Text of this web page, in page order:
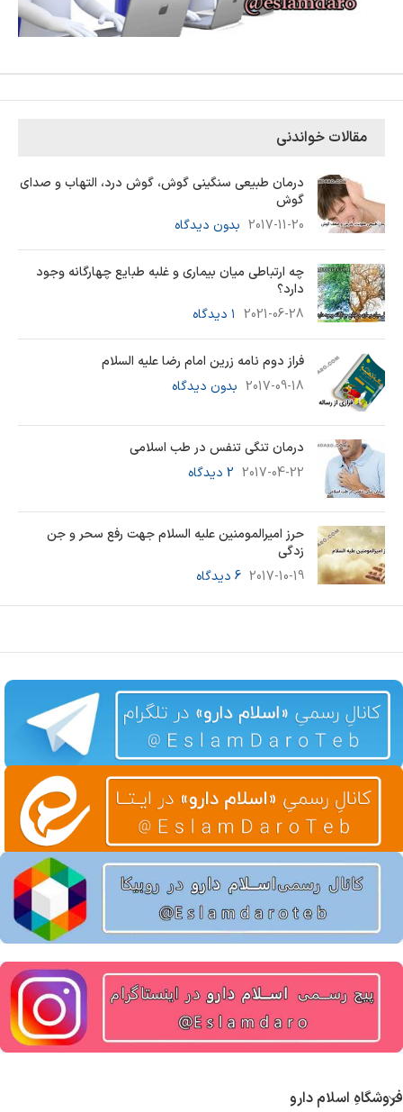
مقالات خواندنی
درمان طبیعی سنگینی گوش، گوش درد، التهاب و صدای
گوش
2017-11-20 بدون دیدگاه
چه ارتباطی میان بیماری و غلبه طبایع چهارگانه وجود
دارد؟
2021-06-28 ۱ دیدگاه
فراز دوم نامه زرین امام رضا علیه السلام
2017-09-18 بدون دیدگاه
درمان تنگی تنفس در طب اسلامی
2017-04-22 2 دیدگاه
حرز امیرالمومنین علیه السلام جهت رفع سحر و جن
زدگی
2017-10-19 6 دیدگاه
فروشگاهِ اسلام دارو